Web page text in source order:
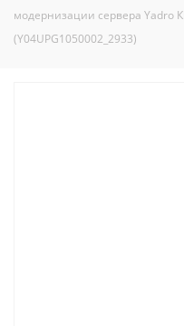
модернизации сервера Yadro
(Y04UPG1050002_2933)